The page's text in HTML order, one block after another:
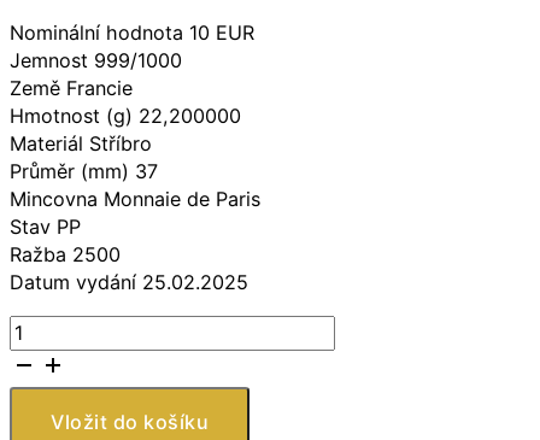
Nominální hodnota 10 EUR
Jemnost 999/1000
Země Francie
Hmotnost (g) 22,200000
Materiál Stříbro
Průměr (mm) 37
Mincovna Monnaie de Paris
Stav PP
Ražba 2500
Datum vydání 25.02.2025
Stříbrná
mince
Cesta
Vložit do košíku